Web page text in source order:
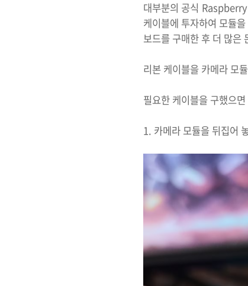
대부분의 공식
케이블에 투자하여 모듈
보드를 구매한 후 더 많은
리본 케이블을 카메라 모
필요한 케이블을 구했으
1. 카메라 모듈을 뒤집어